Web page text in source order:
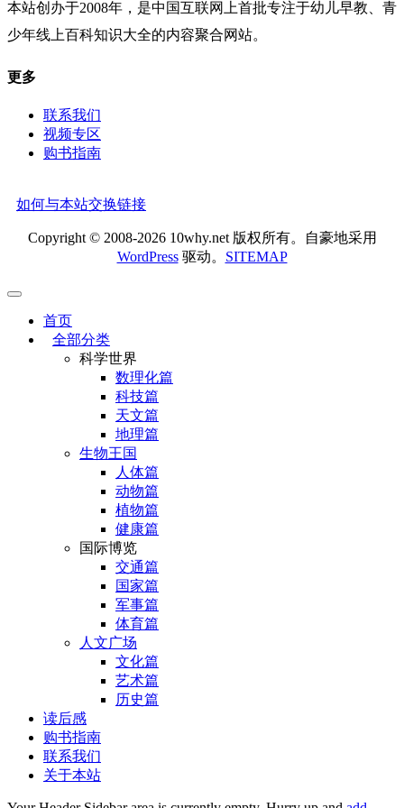
本站创办于2008年，是中国互联网上首批专注于幼儿早教、青
少年线上百科知识大全的内容聚合网站。
更多
联系我们
视频专区
购书指南
如何与本站交换链接
Copyright © 2008-2026 10why.net 版权所有。自豪地采用
WordPress驱动。 SITEMAP
首页
全部分类
科学世界
数理化篇
科技篇
天文篇
地理篇
生物王国
人体篇
动物篇
植物篇
健康篇
国际博览
交通篇
国家篇
军事篇
体育篇
人文广场
文化篇
艺术篇
历史篇
读后感
购书指南
联系我们
关于本站